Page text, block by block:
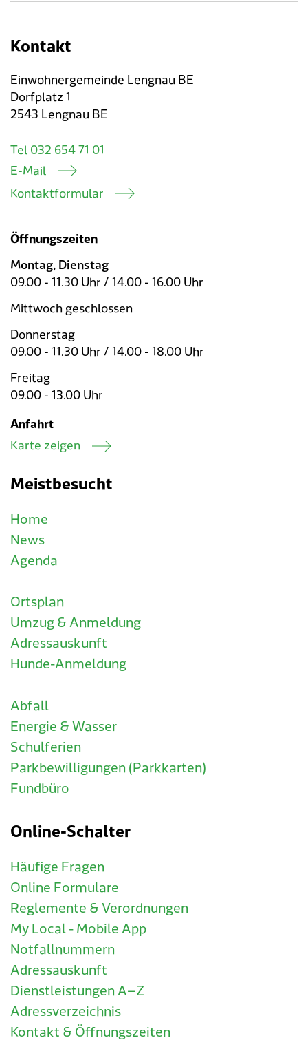
Kontakt
Einwohnergemeinde Lengnau BE
Dorfplatz 1
2543 Lengnau BE
Tel 032 654 71 01
E-Mail
Kontaktformular
Öffnungszeiten
Montag, Dienstag
09.00 - 11.30 Uhr / 14.00 - 16.00 Uhr
Mittwoch geschlossen
Donnerstag
09.00 - 11.30 Uhr / 14.00 - 18.00 Uhr
Freitag
09.00 - 13.00 Uhr
Anfahrt
Karte zeigen
Meistbesucht
Home
News
Agenda
Ortsplan
Umzug & Anmeldung
Adressauskunft
Hunde-Anmeldung
Abfall
Energie & Wasser
Schulferien
Parkbewilligungen (Parkkarten)
Fundbüro
Online-Schalter
Häufige Fragen
Online Formulare
Reglemente & Verordnungen
My Local - Mobile App
Notfallnummern
Adressauskunft
Dienstleistungen A–Z
Adressverzeichnis
Kontakt & Öffnungszeiten